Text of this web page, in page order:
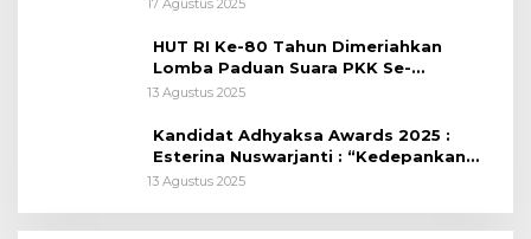
17 Agustus 2025
HUT RI Ke-80 Tahun Dimeriahkan
Lomba Paduan Suara PKK Se-
Kabupaten Bogor
13 Agustus 2025
Kandidat Adhyaksa Awards 2025 :
Esterina Nuswarjanti : “Kedepankan
Keadilan Restoratif Wujudkan
13 Agustus 2025